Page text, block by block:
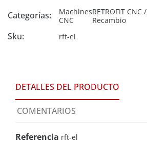
Categorías:
Machines
CNC
RETROFIT CNC /
Recambio
Sku: rft-el
DETALLES DEL PRODUCTO
COMENTARIOS
Referencia rft-el